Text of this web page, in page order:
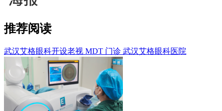
推荐阅读
武汉艾格眼科开设老视 MDT 门诊 武汉艾格眼科医院